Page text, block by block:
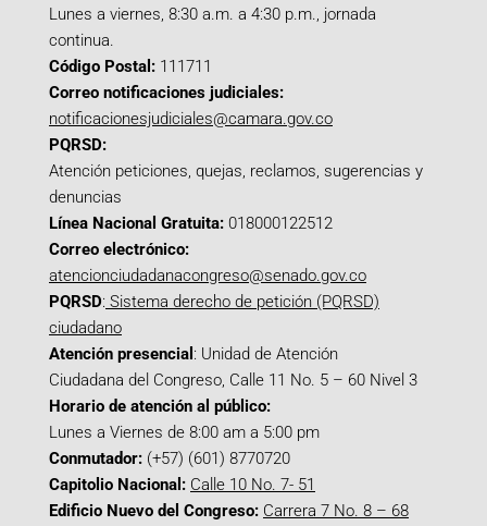
Lunes a viernes, 8:30 a.m. a 4:30 p.m., jornada
continua.
Código Postal: 111711
Correo notificaciones judiciales:
notificacionesjudiciales@camara.gov.co
PQRSD:
Atención peticiones, quejas, reclamos, sugerencias y
denuncias
Línea Nacional Gratuita: 018000122512
Correo electrónico:
atencionciudadanacongreso@senado.gov.co
PQRSD: Sistema derecho de petición (PQRSD)
ciudadano
Atención presencial : Unidad de Atención
Ciudadana del Congreso, Calle 11 No. 5 – 60 Nivel 3
Horario de atención al público:
Lunes a Viernes de 8:00 am a 5:00 pm
Conmutador: (+57) (601) 8770720
Capitolio Nacional: Calle 10 No. 7- 51
Edificio Nuevo del Congreso: Carrera 7 No. 8 – 68